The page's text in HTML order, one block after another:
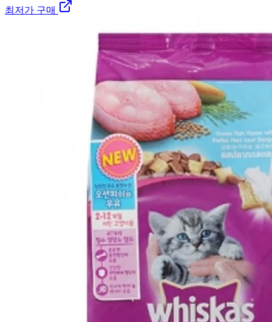
최저가 구매